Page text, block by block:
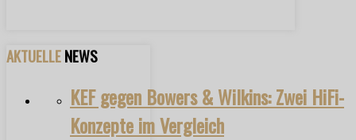
AKTUELLENEWS
KEF gegen Bowers & Wilkins: Zwei HiFi-
Konzepte im Vergleich